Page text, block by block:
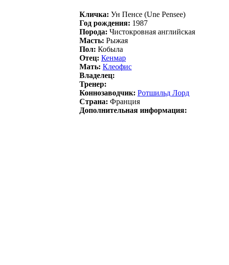
Кличка: Ун Пенсе (Une Pensee)
Год рождения: 1987
Порода: Чистокровная английская
Масть: Рыжая
Пол: Кобыла
Отец: Кенмаp
Мать: Клeофис
Владелец:
Тренер:
Коннозаводчик: Pотшильд Лоpд
Страна: Франция
Дополнительная информация: